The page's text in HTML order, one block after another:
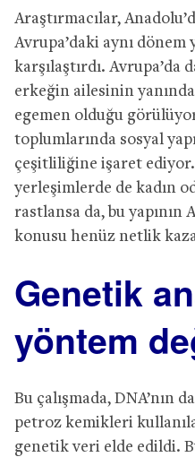
Araştırmacılar,
Avrupa’daki aynı
karşılaştırdı.
erkeğin ailesinin
egemen olduğu
toplumlarında sosyal
çeşitliliğine işaret ediyor.
yerleşimlerde de kadın
rastlansa da, bu yapının
konusu henüz netlik
Genetik
yöntem
Bu çalışmada, DNA’nın
petroz kemikleri
genetik veri elde edildi.